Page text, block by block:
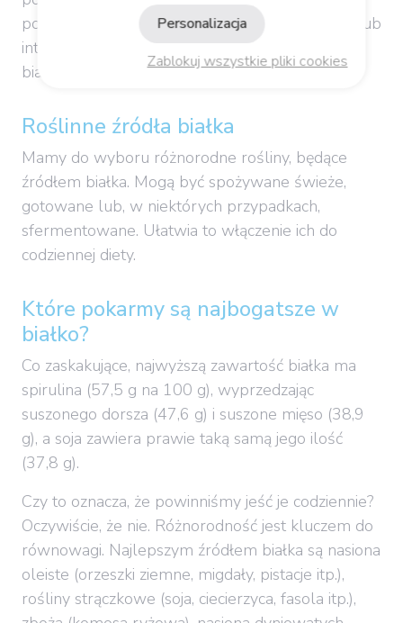
pożytku – zwłaszcza u osób starszych, chorych lub
intensywnie trenujących, które potrzebują więcej
białka, by utrzymać siły i dobrą formę.
Roślinne źródła białka
Mamy do wyboru różnorodne rośliny, będące
źródłem białka. Mogą być spożywane świeże,
gotowane lub, w niektórych przypadkach,
sfermentowane. Ułatwia to włączenie ich do
codziennej diety.
Które pokarmy są najbogatsze w
białko?
Co zaskakujące, najwyższą zawartość białka ma
spirulina (57,5 g na 100 g), wyprzedzając
suszonego dorsza (47,6 g) i suszone mięso (38,9
g), a soja zawiera prawie taką samą jego ilość
(37,8 g).
Czy to oznacza, że powinniśmy jeść je codziennie?
Oczywiście, że nie. Różnorodność jest kluczem do
równowagi. Najlepszym źródłem białka są nasiona
oleiste (orzeszki ziemne, migdały, pistacje itp.),
rośliny strączkowe (soja, ciecierzyca, fasola itp.),
Zablokuj wszystkie pliki cookies
Personalizacja